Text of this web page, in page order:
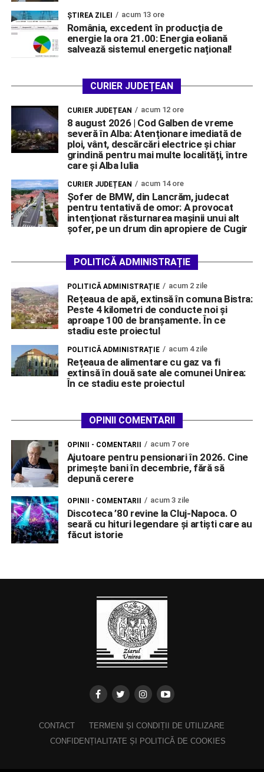
ŞTIREA ZILEI acum 13 ore
România, excedent în producția de
energie la ora 21.00: Energia eoliană
salvează sistemul energetic național!
CURIER JUDEȚEAN
CURIER JUDEȚEAN acum 12 ore
8 august 2026 | Cod Galben de vreme
severă în Alba: Atenționare imediată de
ploi, vânt, descărcări electrice și chiar
grindină pentru mai multe localități, între
care și Alba Iulia
CURIER JUDEȚEAN acum 14 ore
Șofer de BMW, din Lancrăm, judecat
pentru tentativă de omor: A provocat
intenționat răsturnarea mașinii unui alt
șofer, pe un drum din apropiere de Cugir
POLITICĂ ADMINISTRAȚIE
POLITICĂ ADMINISTRAȚIE acum 2 zile
Rețeaua de apă, extinsă în comuna Bistra:
Peste 4 kilometri de conducte noi și
aproape 100 de branșamente. În ce
stadiu este proiectul
POLITICĂ ADMINISTRAȚIE acum 4 zile
Rețeaua de alimentare cu gaz va fi
extinsă în două sate ale comunei Unirea:
În ce stadiu este proiectul
OPINII COMENTARII
OPINII - COMENTARII acum 7 ore
Ajutoare pentru pensionari în 2026. Cine
primește bani în decembrie, fără să
depună cerere
OPINII - COMENTARII acum 3 zile
Discoteca ’80 revine la Cluj-Napoca. O
seară cu hituri legendare și artiști care au
făcut istorie
CONTACT
TERMENI ȘI CONDIȚII DE UTILIZARE
CONFIDENȚIALITATE ȘI POLITICĂ DE COOKIES